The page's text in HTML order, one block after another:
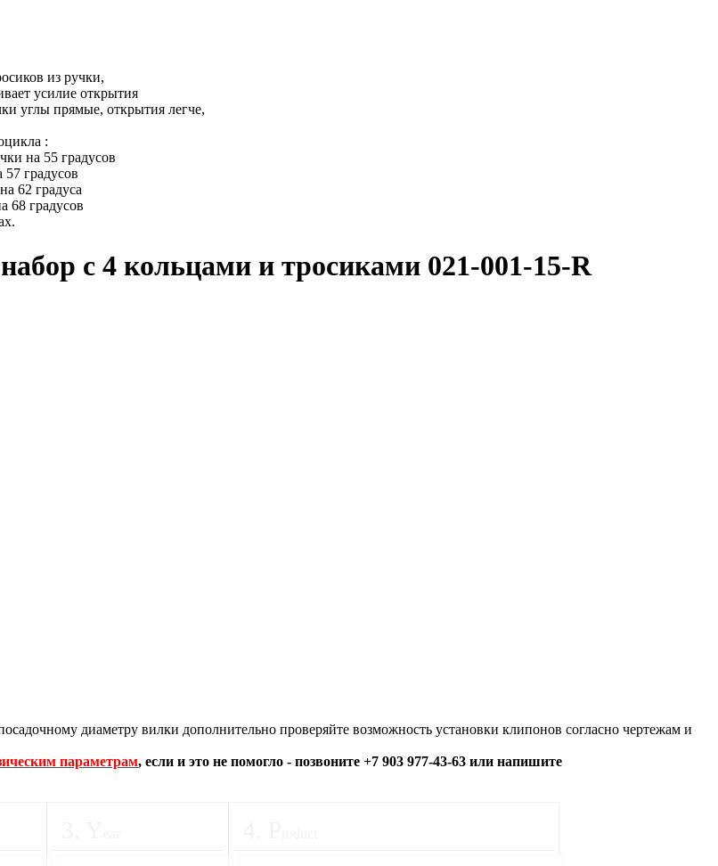
из ручки,
усилие открытия
углы прямые, открытия легче,
:
на 55 градусов
градусов
62 градуса
68 градусов
с 4 кольцами и тросиками 021-001-15-R
диаметру вилки дополнительно проверяйте возможность установки клипонов согласно чертежам и
параметрам, если и это не помогло - позвоните +7 903 977-43-63 или напишите